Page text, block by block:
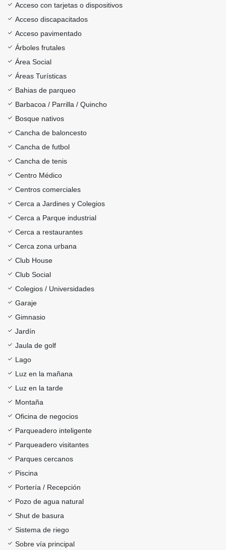
Acceso con tarjetas o dispositivos
Acceso discapacitados
Acceso pavimentado
Árboles frutales
Área Social
Áreas Turísticas
Bahias de parqueo
Barbacoa / Parrilla / Quincho
Bosque nativos
Cancha de baloncesto
Cancha de futbol
Cancha de tenis
Centro Médico
Centros comerciales
Cerca a Jardines y Colegios
Cerca a Parque industrial
Cerca a restaurantes
Cerca zona urbana
Club House
Club Social
Colegios / Universidades
Garaje
Gimnasio
Jardín
Jaula de golf
Lago
Luz en la mañana
Luz en la tarde
Montaña
Oficina de negocios
Parqueadero inteligente
Parqueadero visitantes
Parques cercanos
Piscina
Portería / Recepción
Pozo de agua natural
Shut de basura
Sistema de riego
Sobre vía principal